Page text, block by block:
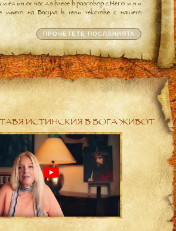
един от нас да влезе в разговор с Него и ни
на Васула в тези текстове с нашето
ПРОЧЕТЕТЕ ПОСЛАНИЯТА
ИСТИНСКИЯ В БОГА ЖИВОТ